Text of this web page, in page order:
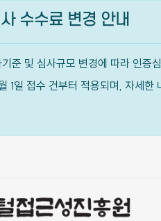
수수료 변경 안내
준 및 심사규모 변경에 따라 인증
1일 접수 건부터 적용되며, 자세한